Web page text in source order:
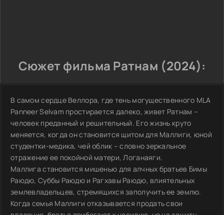
Сюжет фильма Ратнам (2024):
В самом сердце Веллора, где тень могущественного MLA
Panneer Selvam простирается далеко, живет Ратнам –
человек преданный и решительный. Его жизнь круто
меняется, когда он становится щитом для Маллиги, юной
студентки-медика, чей облик – словно зеркальное
отражение ее покойной матери, Логанаяги.
Маллига становится мишенью для алчных братьев Бимы
Раюдю, Суббы Раюдю и Рагхавы Раюдю, влиятельных
землевладельцев, стремящихся заполучить ее землю.
Когда семья Маллиги отказывается продать свои